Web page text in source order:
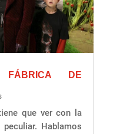
DE
que ver con la
Hablamos